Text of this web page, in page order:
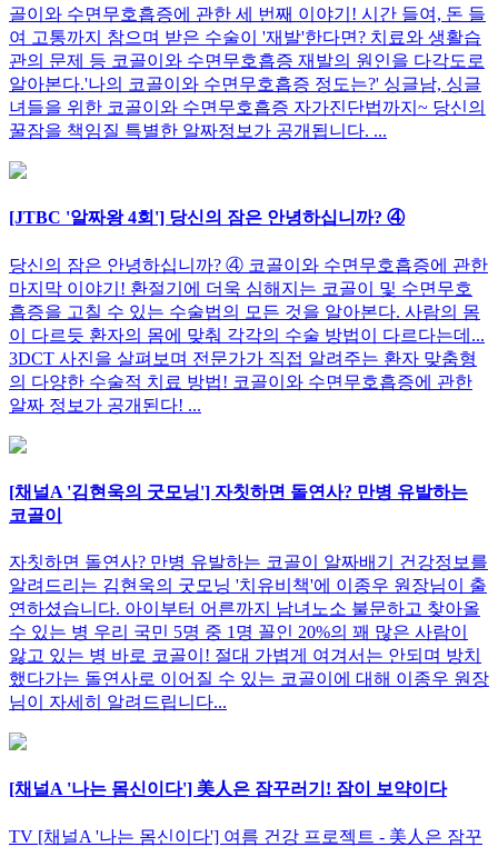
골이와 수면무호흡증에 관한 세 번째 이야기! 시간 들여, 돈 들
여 고통까지 참으며 받은 수술이 '재발'한다면? 치료와 생활습
관의 문제 등 코골이와 수면무호흡증 재발의 원인을 다각도로
알아본다.'나의 코골이와 수면무호흡증 정도는?' 싱글남, 싱글
녀들을 위한 코골이와 수면무호흡증 자가진단법까지~ 당신의
꿀잠을 책임질 특별한 알짜정보가 공개됩니다. ...
[JTBC '알짜왕 4회'] 당신의 잠은 안녕하십니까? ④
당신의 잠은 안녕하십니까? ④ 코골이와 수면무호흡증에 관한
마지막 이야기! 환절기에 더욱 심해지는 코골이 및 수면무호
흡증을 고칠 수 있는 수술법의 모든 것을 알아본다. 사람의 몸
이 다르듯 환자의 몸에 맞춰 각각의 수술 방법이 다르다는데...
3DCT 사진을 살펴보며 전문가가 직접 알려주는 환자 맞춤형
의 다양한 수술적 치료 방법! 코골이와 수면무호흡증에 관한
알짜 정보가 공개된다! ...
[채널A '김현욱의 굿모닝'] 자칫하면 돌연사? 만병 유발하는
코골이
자칫하면 돌연사? 만병 유발하는 코골이 알짜배기 건강정보를
알려드리는 김현욱의 굿모닝 '치유비책'에 이종우 원장님이 출
연하셨습니다. 아이부터 어른까지 남녀노소 불문하고 찾아올
수 있는 병 우리 국민 5명 중 1명 꼴인 20%의 꽤 많은 사람이
앓고 있는 병 바로 코골이! 절대 가볍게 여겨서는 안되며 방치
했다가는 돌연사로 이어질 수 있는 코골이에 대해 이종우 원장
님이 자세히 알려드립니다...
[채널A '나는 몸신이다'] 美人은 잠꾸러기! 잠이 보약이다
TV [채널A '나는 몸신이다'] 여름 건강 프로젝트 - 美人은 잠꾸